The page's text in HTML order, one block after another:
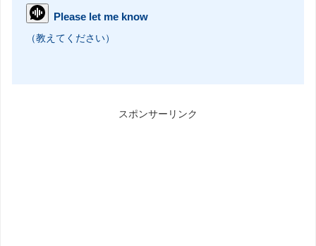
Please let me know
（教えてください）
スポンサーリンク